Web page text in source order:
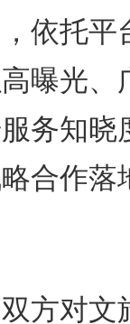
依托平
曝光、
务知晓
合作落
方对文